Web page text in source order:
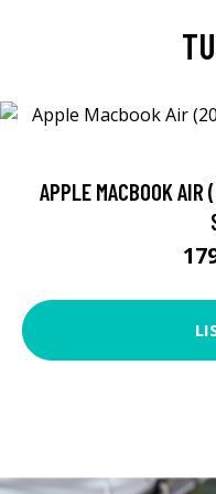
APPLE MACBOOK